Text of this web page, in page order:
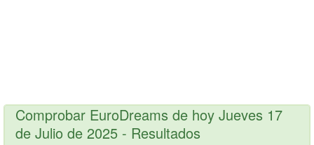
Comprobar EuroDreams de hoy Jueves 17
de Julio de 2025 - Resultados